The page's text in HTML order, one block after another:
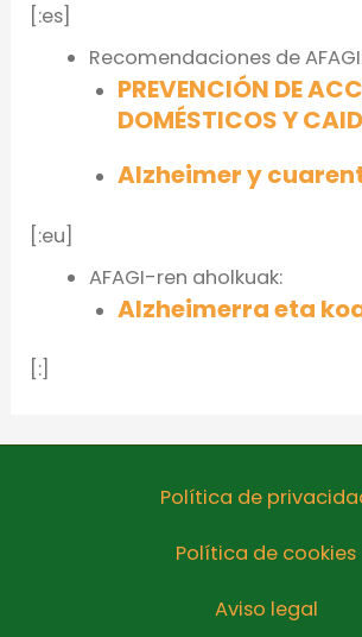
[:es]
Recomendaciones de
PREVENCIÓN DE
DOMÉSTICOS Y
Alzheimer y
[:eu]
AFAGI-ren aholkuak:
Alzheimerra eta
[:]
Política de
Política de cookies
Aviso legal